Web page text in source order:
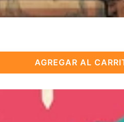
AGREGAR AL